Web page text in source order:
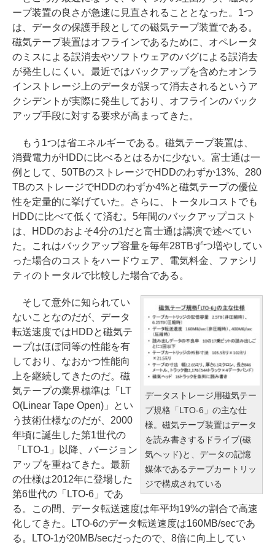
ープ装置の良さが急速に見直されることとなった。1つ
は、データの保護手段としての磁気テープ装置である。
磁気テープ装置はオフラインであるために、オペレータ
のミスによる誤消去やソフトウェアのバグによる誤消去
が発生しにくい。最近ではバックアップを含めたオンラ
インストレージ上のデータが誤って消去されるというア
クシデントが実際に発生しており、オフラインのバック
アップ手段に対する要求が高まってきた。
もう1つは省エネルギーである。磁気テープ装置は、
消費電力がHDDに比べるとはるかに少ない。富士通は一
例として、50TBのストレージでHDDのわずか13%、280
TBのストレージでHDDのわずか4%と磁気テープの優位
性を定量的に挙げていた。さらに、トータルコストでも
HDDに比べて低くて済む。5年間のバックアップコスト
は、HDDのおよそ4分の1だと富士通は講演で述べてい
た。これはバックアップ容量を毎年28TBずつ増やしてい
った場合のコストをハードウェア、電気料金、ファシリ
ティのトータルで比較した場合である。
データストレージ用磁気テー
プ規格「LTO-6」の主な仕
様。磁気テープ装置はデータ
を読み書きするドライブ(磁
気ヘッド)と、データの記憶
媒体であるテープカートリッ
ジで構成されている
そして意外に知られてい
ないことなのだが、データ
転送速度ではHDDと磁気テ
ープはほぼ同等の性能を有
しており、なおかつ性能向
上を継続してきたのだ。磁
気テープの業界標準は「LT
O(Linear Tape Open)」とい
う技術仕様なのだが、2000
年頃に誕生した第1世代の
「LTO-1」以降、バージョン
アップを重ねてきた。最新
の仕様は2012年に登場した
第6世代の「LTO-6」であ
る。この間、データ転送速度は年平均19%の割合で高速
化してきた。LTO-6のデータ転送速度は160MB/secであ
る。LTO-1が20MB/secだったので、8倍に向上してい